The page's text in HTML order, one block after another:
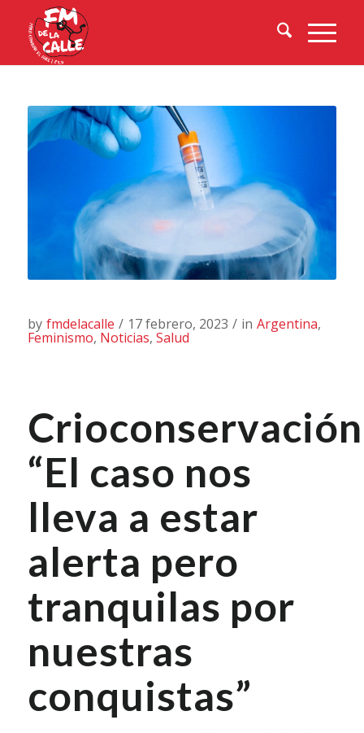
by fmdelacalle / 17 febrero, 2023 / in Argentina,
Feminismo, Noticias, Salud
“El caso nos
lleva a estar
alerta pero
tranquilas por
nuestras
conquistas”